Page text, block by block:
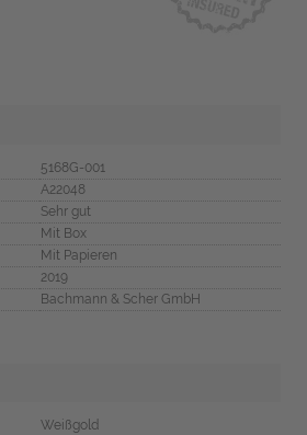
5168G-001
A22048
Sehr gut
Mit Box
Mit Papieren
2019
Bachmann & Scher GmbH
Weißgold